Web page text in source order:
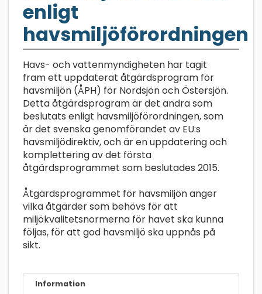
enligt
havsmiljöförordningen
Havs- och vattenmyndigheten har tagit
fram ett uppdaterat åtgärdsprogram för
havsmiljön (ÅPH) för Nordsjön och Östersjön.
Detta åtgärdsprogram är det andra som
beslutats enligt havsmiljöförordningen, som
är det svenska genomförandet av EU:s
havsmiljödirektiv, och är en uppdatering och
komplettering av det första
åtgärdsprogrammet som beslutades 2015.
Åtgärdsprogrammet för havsmiljön anger
vilka åtgärder som behövs för att
miljökvalitetsnormerna för havet ska kunna
följas, för att god havsmiljö ska uppnås på
sikt.
Information